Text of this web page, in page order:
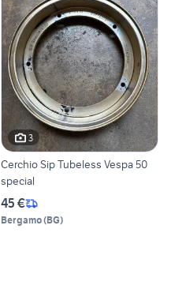
3
Cerchio Sip Tubeless Vespa 50
special
45 €
Bergamo(BG)